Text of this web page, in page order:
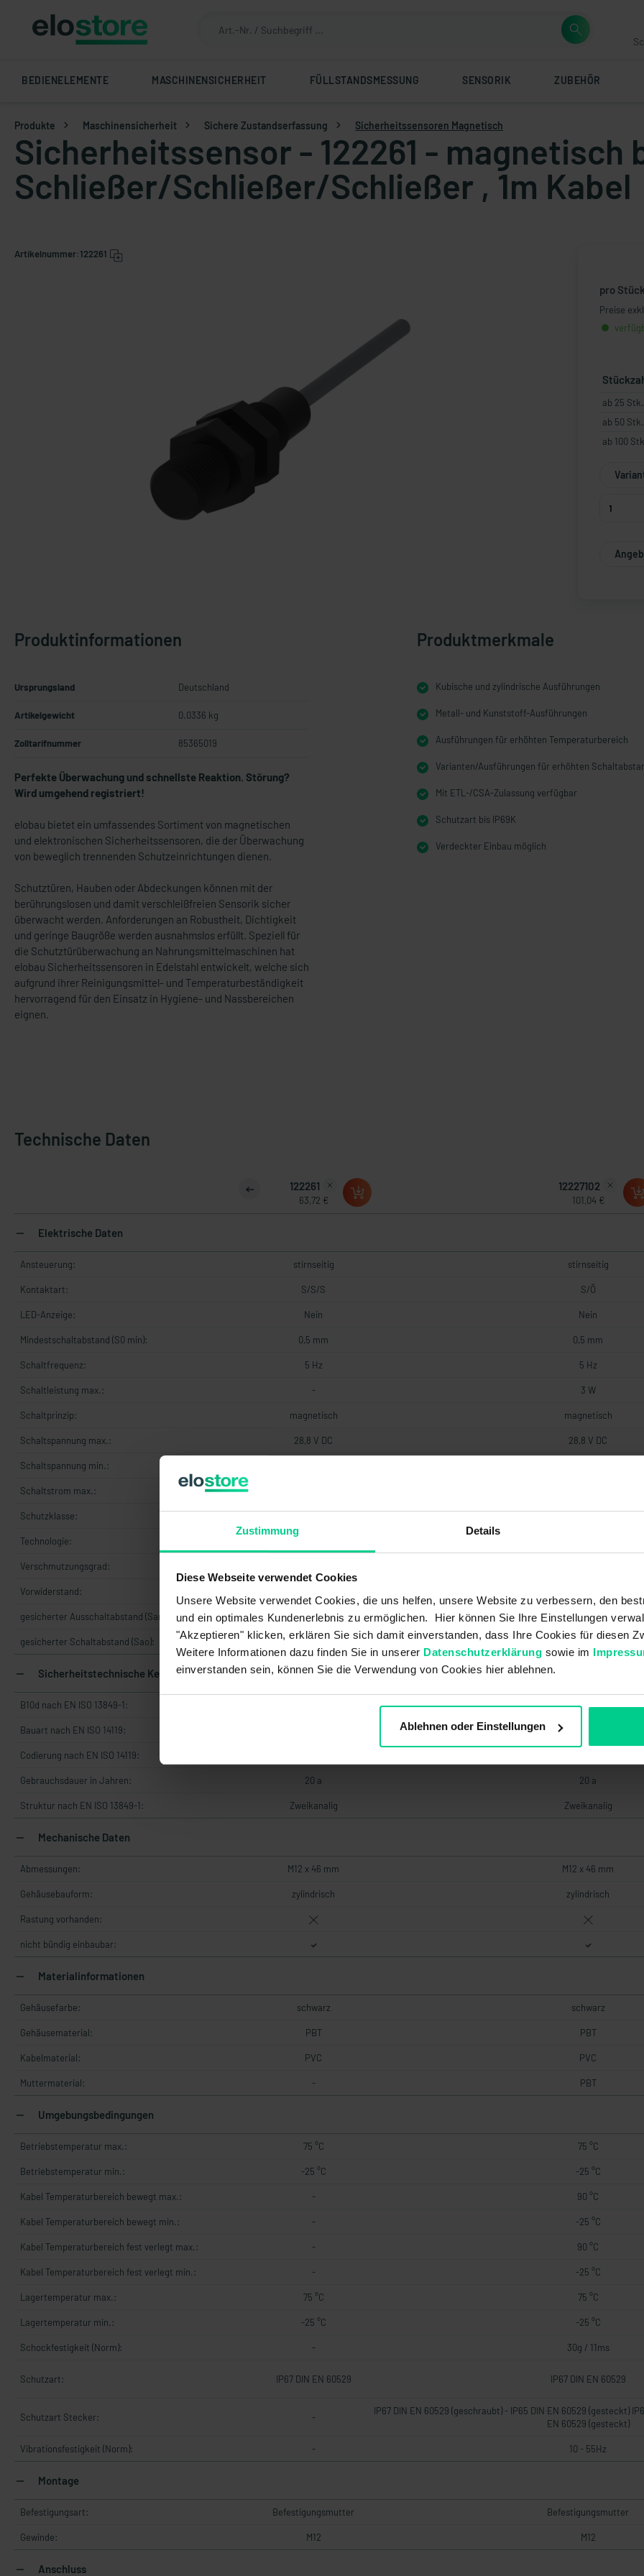
Zustimmung Details
Diese Webseite verwendet Cookies
Unsere Website verwendet Cookies, die uns helfen, unsere Website zu verbessern, den
und ein optimales Kundenerlebnis zu ermöglichen. Hier können Sie Ihre Einstellungen
"Akzeptieren" klicken, erklären Sie sich damit einverstanden, dass Ihre Cookies für diesen
Weitere Informationen dazu finden Sie in unserer Datenschutzerklärung sowie im
einverstanden sein, können Sie die Verwendung von Cookies hier ablehnen.
Ablehnen oder Einstellungen
BEDIENELEMENTE MASCHINENSICHERHEIT FÜLLSTANDSMESSUNG SENSORIK ZUBEHÖR
Produkte Maschinensicherheit Sichere Zustandserfassung Sicherheitssensoren Magnetisch
Sicherheitssensor - 122261 - magnetisch
Schließer/Schließer/Schließer , 1m Kabel
Artikelnummer:122261
pro
Preise
ab 25 Stk.
ab 50 Stk.
ab 100
Produktinformationen
Ursprungsland Deutschland
Artikelgewicht 0.0336 kg
Zolltarifnummer 85365019
Perfekte Überwachung und schnellste Reaktion. Störung?
Wird umgehend registriert!
elobau bietet ein umfassendes Sortiment von magnetischen
und elektronischen Sicherheitssensoren, die der Überwachung
von beweglich trennenden Schutzeinrichtungen dienen.
Schutztüren, Hauben oder Abdeckungen können mit der
berührungslosen und damit verschleißfreien Sensorik sicher
überwacht werden. Anforderungen an Robustheit, Dichtigkeit
und geringe Baugröße werden ausnahmslos erfüllt. Speziell für
die Schutztürüberwachung an Nahrungsmittelmaschinen hat
elobau Sicherheitssensoren in Edelstahl entwickelt, welche sich
aufgrund ihrer Reinigungsmittel- und Temperaturbeständigkeit
hervorragend für den Einsatz in Hygiene- und Nassbereichen
eignen.
Produktmerkmale
Kubische und zylindrische Ausführungen
Metall- und Kunststoff-Ausführungen
Ausführungen für erhöhten Temperaturbereich
Varianten/Ausführungen für erhöhten
Mit ETL-/CSA-Zulassung verfügbar
Schutzart bis IP69K
Verdeckter Einbau möglich
Technische Daten
122261
63,72 €
12227102
101,04 €
Elektrische Daten
Ansteuerung: stirnseitig stirnseitig
Kontaktart: S/S/S S/Ö
LED-Anzeige: Nein Nein
Mindestschaltabstand (S0 min): 0,5 mm 0,5 mm
Schaltfrequenz: 5 Hz 5 Hz
Schaltleistung max.: - 3 W
Schaltprinzip: magnetisch magnetisch
Schaltspannung max.: 28,8 V DC 28,8 V DC
Schaltspannung min.:
Schaltstrom max.:
Schutzklasse:
Technologie:
Verschmutzungsgrad:
Vorwiderstand:
gesicherter Ausschaltabstand (Sar): 25 mm 37 mm
gesicherter Schaltabstand (Sao): 15 mm 15 mm
Sicherheitstechnische Kennwerte
B10d nach EN ISO 13849-1: 20000000
Bauart nach EN ISO 14119:
Codierung nach EN ISO 14119:
Gebrauchsdauer in Jahren: 20 a 20 a
Struktur nach EN ISO 13849-1: Zweikanalig Zweikanalig
Mechanische Daten
Abmessungen: M12 x 46 mm M12 x 46 mm
Gehäusebauform: zylindrisch zylindrisch
Rastung vorhanden:
nicht bündig einbaubar:
Materialinformationen
Gehäusefarbe: schwarz schwarz
Gehäusematerial: PBT PBT
Kabelmaterial: PVC PVC
Muttermaterial: - PBT
Umgebungsbedingungen
Betriebstemperatur max.: 75 °C 75 °C
Betriebstemperatur min.: -25 °C -25 °C
Kabel Temperaturbereich bewegt max.: - 90 °C
Kabel Temperaturbereich bewegt min.: - -25 °C
Kabel Temperaturbereich fest verlegt max.: - 90 °C
Kabel Temperaturbereich fest verlegt min.: - -25 °C
Lagertemperatur max.: 75 °C 75 °C
Lagertemperatur min.: -25 °C -25 °C
Schockfestigkeit (Norm): - 30g / 11ms
Schutzart: IP67 DIN EN 60529 IP67 DIN EN 60529
Schutzart Stecker: -
IP67 DIN EN 60529 (geschraubt) - IP65 DIN EN 60529 (gesteckt)
EN 60529 (gesteckt)
Vibrationsfestigkeit (Norm): - 10 - 55Hz
Montage
Befestigungsart: Befestigungsmutter Befestigungsmutter
Gewinde: M12 M12
Anschluss